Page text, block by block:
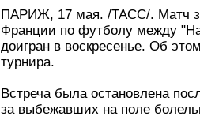
ПАРИЖ, 17 мая. /ТАСС/. Матч
Франции по футболу между
доигран в воскресенье. Об
турнира.
Встреча была остановлена
за выбежавших на поле